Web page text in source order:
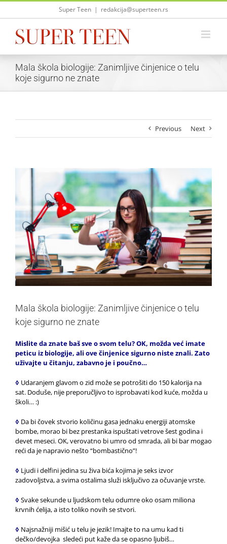
Skip
Super Teen | redakcija@superteen.rs
Mala škola biologije: Zanimljive činjenice o telu
koje sigurno ne znate
Previous Next
Mala škola biologije: Zanimljive činjenice o telu
koje sigurno ne znate
Mislite da znate baš sve o svom telu? OK, možda već imate
peticu iz biologije, ali ove činjenice sigurno niste znali. Zato
uživajte u čitanju, zabavno je i poučno…
◊ Udaranjem glavom o zid može se potrošiti do 150 kalorija na
sat. Doduše, nije preporučljivo to isprobavati kod kuće, možda u
školi… :)
◊ Da bi čovek stvorio količinu gasa jednaku energiji atomske
bombe, morao bi bez prestanka ispuštati vetrove šest godina i
devet meseci. OK, verovatno bi umro od smrada, ali bi bar mogao
reći da je napravio nešto “bombastično”!
◊ Ljudi i delfini jedina su živa bića kojima je seks izvor
zadovoljstva, a svima ostalima služi isključivo za očuvanje vrste.
◊ Svake sekunde u ljudskom telu odumre oko osam miliona
krvnih ćelija, a isto toliko novih se stvori.
◊ Najsnažniji mišić u telu je jezik! Imajte to na umu kad ti
dečko/devojka sledeći put kaže da se opasno ljubiš…